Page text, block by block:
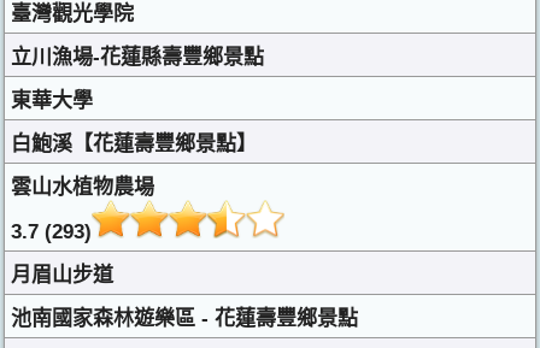
臺灣觀光學院
立川漁場-花蓮縣壽豐鄉景點
東華大學
白鮑溪【花蓮壽豐鄉景點】
雲山水植物農場
3.7 (293)
月眉山步道
池南國家森林遊樂區 - 花蓮壽豐鄉景點